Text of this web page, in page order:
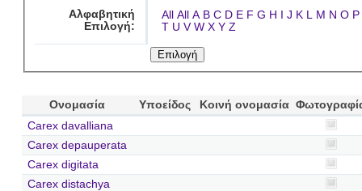
Αλφαβητική
Επιλογή:
All All A B C D E F G H I J K L M N O P
T U V W X Y Z
Ονομασία Υποείδος Κοινή ονομασία
Carex davalliana
Carex depauperata
Carex digitata
Carex distachya